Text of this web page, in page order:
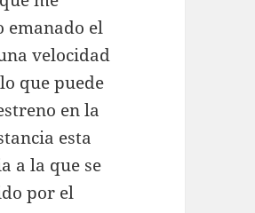
emanado el
velocidad
que puede
en la
esta
a la que se
por el